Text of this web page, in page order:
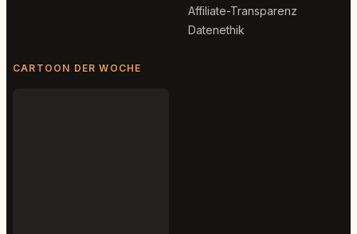
Affiliate-Transparenz
Datenethik
CARTOON DER WOCHE